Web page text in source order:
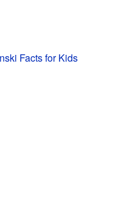
Facts for Kids